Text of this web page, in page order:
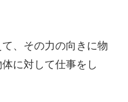
、その力の向きに物
に対して仕事をし